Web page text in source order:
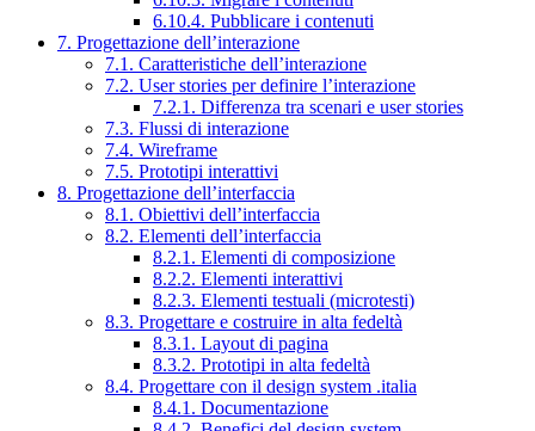
6.10.4. Pubblicare i contenuti
7. Progettazione dell’interazione
7.1. Caratteristiche dell’interazione
7.2. User stories per definire l’interazione
7.2.1. Differenza tra scenari e user stories
7.3. Flussi di interazione
7.4. Wireframe
7.5. Prototipi interattivi
8. Progettazione dell’interfaccia
8.1. Obiettivi dell’interfaccia
8.2. Elementi dell’interfaccia
8.2.1. Elementi di composizione
8.2.2. Elementi interattivi
8.2.3. Elementi testuali (microtesti)
8.3. Progettare e costruire in alta fedeltà
8.3.1. Layout di pagina
8.3.2. Prototipi in alta fedeltà
8.4. Progettare con il design system .italia
8.4.1. Documentazione